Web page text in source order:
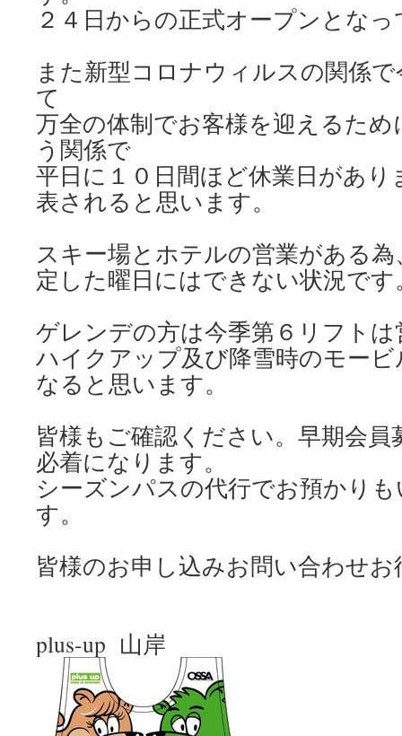
２４日からの正式オープンとな
また新型コロナウィルスの関係
て
万全の体制でお客様を迎えるため
う関係で
平日に１０日間ほど休業日があり
表されると思います。
スキー場とホテルの営業がある
定した曜日にはできない状況です
ゲレンデの方は今季第６リフト
ハイクアップ及び降雪時のモー
なると思います。
皆様もご確認ください。早期会員
必着になります。
シーズンパスの代行でお預かり
す。
皆様のお申し込みお問い合わせ
plus-up 山岸